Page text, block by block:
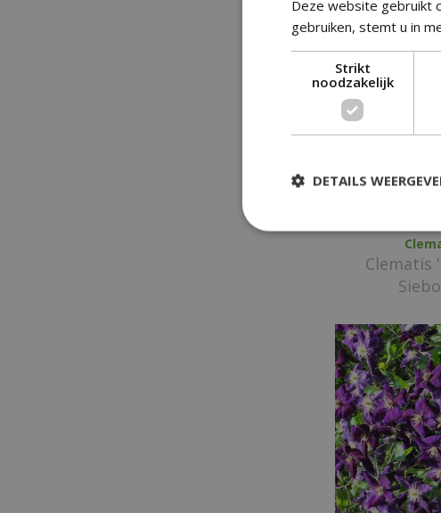
Clematis
Deze website gebruikt
gebruiken, stemt u in
Strikt
noodzakelijk
DETAILS